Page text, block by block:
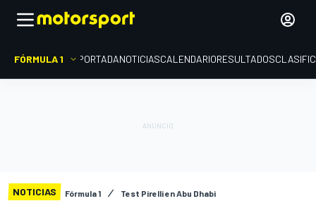
FÓRMULA 1 PORTADANOTICIASCALENDARIORESULTADOS
NOTICIAS Fórmula 1 Test Pirelli en Abu Dhabi